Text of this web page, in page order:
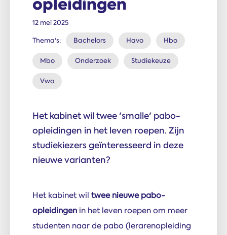
12 mei 2025
Thema's: Bachelors Havo Hbo
Mbo Onderzoek Studiekeuze
Vwo
Het kabinet wil twee 'smalle' pabo-
opleidingen in het leven roepen. Zijn
studiekiezers geïnteresseerd in deze
nieuwe varianten?
Het kabinet wil twee nieuwe pabo-
opleidingen in het leven roepen om meer
studenten naar de pabo (lerarenopleiding